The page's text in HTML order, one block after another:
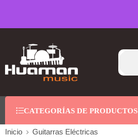
CATEGORÍAS DE PRODUCTOS
Inicio Guitarras Eléctricas